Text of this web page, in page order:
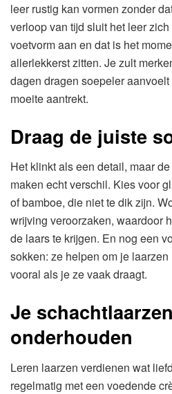
leer rustig kan vormen zonder
verloop van tijd sluit het leer
voetvorm aan en dat is het
allerlekkerst zitten. Je zult
dagen dragen soepeler
moeite aantrekt.
Draag de juiste
Het klinkt als een detail, maar
maken echt verschil. Kies voor
of bamboe, die niet te dik zijn.
wrijving veroorzaken, waardoor
de laars te krijgen. En nog een
sokken: ze helpen om je
vooral als je ze vaak draagt.
Je schachtlaarzen
onderhouden
Leren laarzen verdienen wat
regelmatig met een voedende